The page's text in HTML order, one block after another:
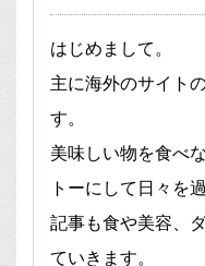
はじめまして。
主に海外のサイト
す。
美味しい物を食べ
トーにして日々を
記事も食や美容、
ていきます。